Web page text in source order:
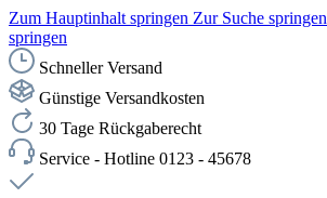
Zum Hauptinhalt springen Zur Suche springen
springen
Schneller Versand
Günstige Versandkosten
30 Tage Rückgaberecht
Service - Hotline 0123 - 45678